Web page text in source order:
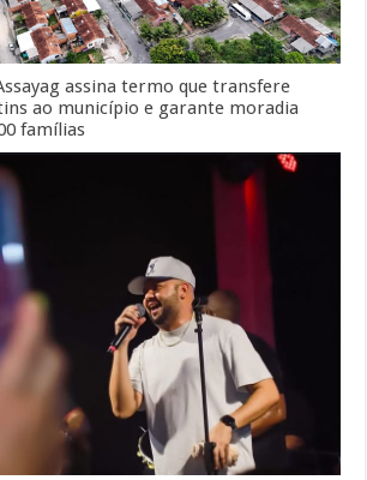
assina termo que transfere
ao município e garante moradia
famílias